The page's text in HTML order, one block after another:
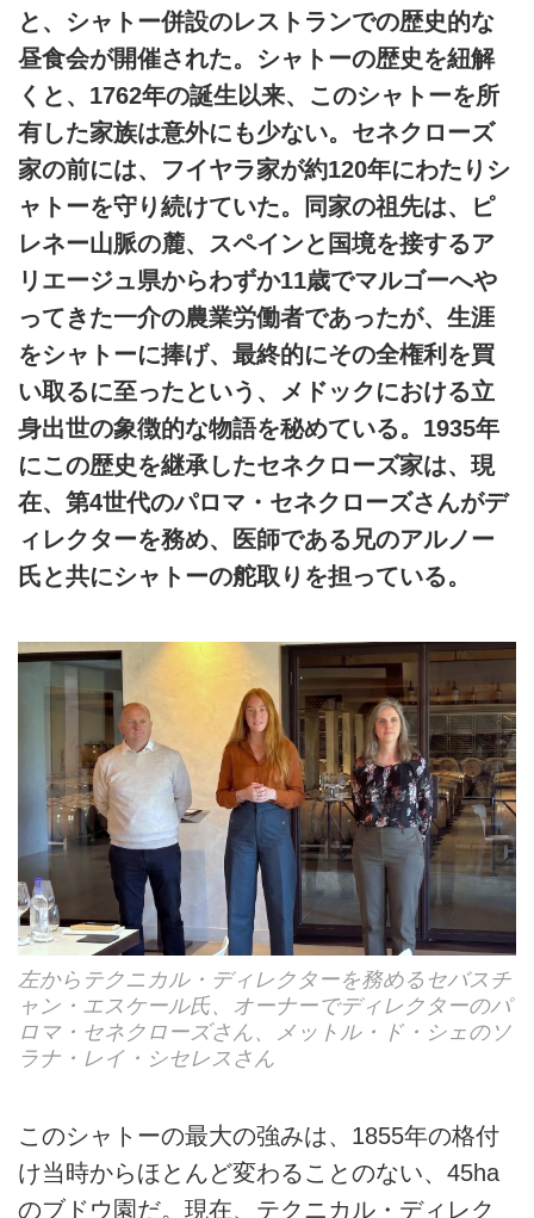
と、シャトー併設のレストランでの歴史的な
昼食会が開催された。シャトーの歴史を紐解
くと、1762年の誕生以来、このシャトーを所
有した家族は意外にも少ない。セネクローズ
家の前には、フイヤラ家が約120年にわたりシ
ャトーを守り続けていた。同家の祖先は、ピ
レネー山脈の麓、スペインと国境を接するア
リエージュ県からわずか11歳でマルゴーへや
ってきた一介の農業労働者であったが、生涯
をシャトーに捧げ、最終的にその全権利を買
い取るに至ったという、メドックにおける立
身出世の象徴的な物語を秘めている。1935年
にこの歴史を継承したセネクローズ家は、現
在、第4世代のパロマ・セネクローズさんがデ
ィレクターを務め、医師である兄のアルノー
氏と共にシャトーの舵取りを担っている。
左からテクニカル・ディレクターを務めるセバスチ
ャン・エスケール氏、オーナーでディレクターのパ
ロマ・セネクローズさん、メットル・ド・シェのソ
ラナ・レイ・シセレスさん
このシャトーの最大の強みは、1855年の格付
け当時からほとんど変わることのない、45ha
のブドウ園だ。現在、テクニカル・ディレク